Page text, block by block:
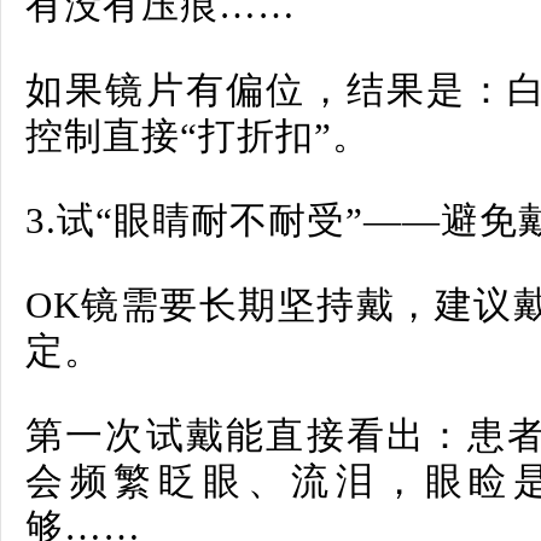
如果镜片有偏位，结果是：
控制直接“打折扣”。
3.试“眼睛耐不耐受”——避免
OK镜需要长期坚持戴，建议
定。
第一次试戴能直接看出：患
会频繁眨眼、流泪，眼睑
够……